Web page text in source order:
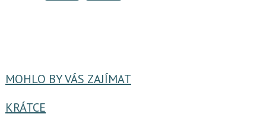
MOHLO BY VÁS ZAJÍMAT
KRÁTCE